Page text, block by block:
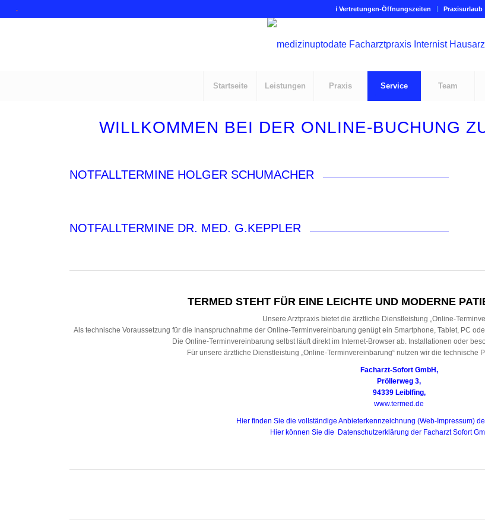
ℹ Vertretungen-Öffnungszeiten Praxisurlaub
.
Startseite Leistungen Praxis Service Team
WILLKOMMEN BEI DER ONLINE-BUCHUNG
NOTFALLTERMINE HOLGER SCHUMACHER
NOTFALLTERMINE DR. MED. G.KEPPLER
TERMED STEHT FÜR EINE LEICHTE UND MODERNE
Unsere Arztpraxis bietet die ärztliche Dienstleistung „Online-
Als technische Voraussetzung für die Inanspruchnahme der Online-Terminvereinbarung genügt ein Smartphone, Tablet, PC
Die Online-Terminvereinbarung selbst läuft direkt im Internet-Browser ab. Installationen oder
Für unsere ärztliche Dienstleistung „Online-Terminvereinbarung“ nutzen wir die technische
Facharzt-Sofort GmbH,
Pröllerweg 3,
94339 Leiblfing,
www.termed.de
Hier finden Sie die vollständige Anbieterkennzeichnung (Web-Impressum)
Hier können Sie die Datenschutzerklärung der Facharzt Sofort